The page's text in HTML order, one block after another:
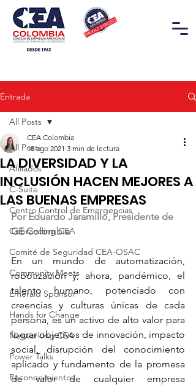
Entrada
All Posts
Afiliados
C-Suite
Centro Control de Emergencias
Cobranding CEA
Comité de Seguridad CEA-OSAC
Community Meets
Emerald Sponsor
Hands for Change
Networking CEA
Power Talks
Reconocimientos
All Posts
LA DIVERSIDAD Y LA
INCLUSIÓN HACEN MEJORES A
LAS BUENAS EMPRESAS
CEA Colombia
18 ago 2021 3 min de lectura
Por Eduardo Jaramillo, Presidente de
GE Colombia
En un mundo de automatización,
robotización y, ahora, pandémico, el
talento humano, potenciado con
creencias y culturas únicas de cada
persona, es un activo de alto valor para
lograr objetivos de innovación, impacto
social, disrupción del conocimiento
aplicado y fundamento de la promesa
de valor de cualquier empresa